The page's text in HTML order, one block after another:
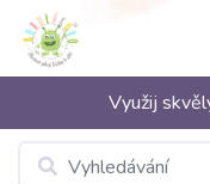
Využij